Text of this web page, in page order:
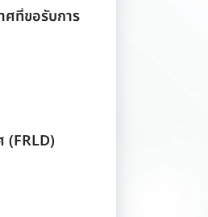
ศที่ขอรับการ
(FRLD)